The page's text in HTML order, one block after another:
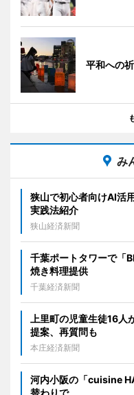
平和への
み
狭山で初心者向けAI活
実践法紹介
狭山経済新聞
千葉ポートタワーで「
焼き料理提供
千葉経済新聞
上里町の児童生徒16
提案、再質問も
本庄経済新聞
河内小阪の「cuisine